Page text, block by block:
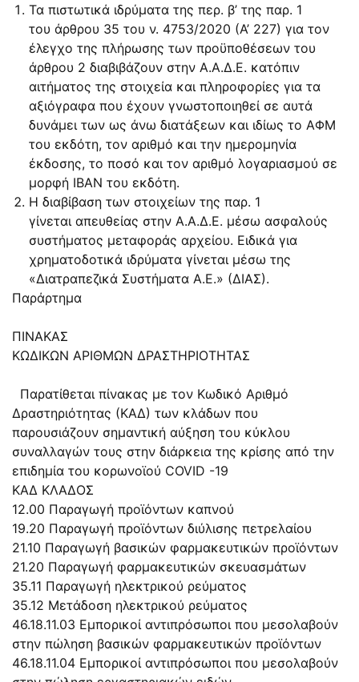
Τα πιστωτικά ιδρύματα της περ. β’ της παρ. 1
του άρθρου 35 του ν. 4753/2020 (Α’ 227) για τον
έλεγχο της πλήρωσης των προϋποθέσεων του
άρθρου 2 διαβιβάζουν στην Α.Α.Δ.Ε. κατόπιν
αιτήματος της στοιχεία και πληροφορίες για τα
αξιόγραφα που έχουν γνωστοποιηθεί σε αυτά
δυνάμει των ως άνω διατάξεων και ιδίως το ΑΦΜ
του εκδότη, τον αριθμό και την ημερομηνία
έκδοσης, το ποσό και τον αριθμό λογαριασμού σε
μορφή IBAN του εκδότη.
Η διαβίβαση των στοιχείων της παρ. 1
γίνεται απευθείας στην Α.Α.Δ.Ε. μέσω ασφαλούς
συστήματος μεταφοράς αρχείου. Ειδικά για
χρηματοδοτικά ιδρύματα γίνεται μέσω της
«Διατραπεζικά Συστήματα Α.Ε.» (ΔΙΑΣ).
Παράρτημα
ΠΙΝΑΚΑΣ
ΚΩΔΙΚΩΝ ΑΡΙΘΜΩΝ ΔΡΑΣΤΗΡΙΟΤΗΤΑΣ
Παρατίθεται πίνακας με τον Κωδικό Αριθμό
Δραστηριότητας (ΚΑΔ) των κλάδων που
παρουσιάζουν σημαντική αύξηση του κύκλου
συναλλαγών τους στην διάρκεια της κρίσης από την
επιδημία του κορωνoϊού COVID -19
ΚΑΔ ΚΛΑΔΟΣ
12.00 Παραγωγή προϊόντων καπνού
19.20 Παραγωγή προϊόντων διύλισης πετρελαίου
21.10 Παραγωγή βασικών φαρμακευτικών προϊόντων
21.20 Παραγωγή φαρμακευτικών σκευασμάτων
35.11 Παραγωγή ηλεκτρικού ρεύματος
35.12 Μετάδοση ηλεκτρικού ρεύματος
46.18.11.03 Εμπορικοί αντιπρόσωποι που μεσολαβούν
στην πώληση βασικών φαρμακευτικών προϊόντων
46.18.11.04 Εμπορικοί αντιπρόσωποι που μεσολαβούν